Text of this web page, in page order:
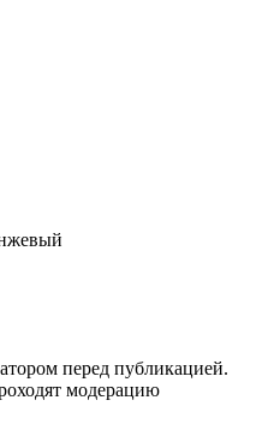
перед публикацией.
модерацию